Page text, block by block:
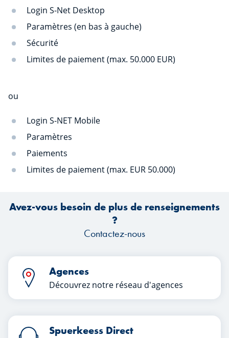
Login S-Net Desktop
Paramètres (en bas à gauche)
Sécurité
Limites de paiement (max. 50.000 EUR)
ou
Login S-NET Mobile
Paramètres
Paiements
Limites de paiement (max. EUR 50.000)
Avez-vous besoin de plus de renseignements
?
Contactez-nous
Agences
Découvrez notre réseau d'agences
Spuerkeess Direct